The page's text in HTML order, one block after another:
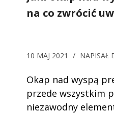
na co zwrócić
10 MAJ 2021 / NAPISAŁ
Okap nad wyspą
przede wszystkim
niezawodny